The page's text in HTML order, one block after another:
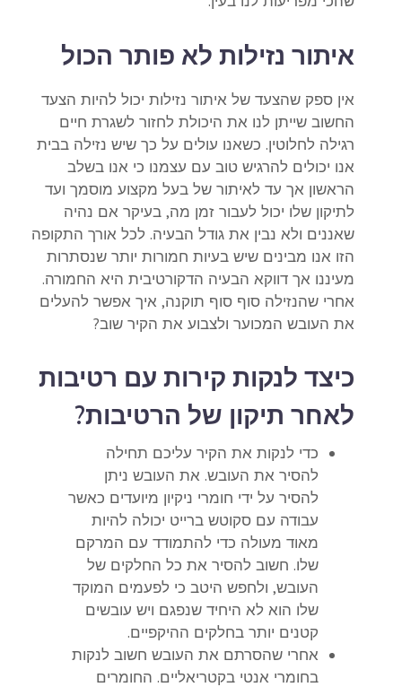
איתור נזילות לא פותר הכול
אין ספק שהצעד של איתור נזילות יכול להיות הצעד
החשוב שייתן לנו את היכולת לחזור לשגרת חיים
רגילה לחלוטין. כשאנו עולים על כך שיש נזילה בבית
אנו יכולים להרגיש טוב עם עצמנו כי אנו בשלב
הראשון אך עד לאיתור של בעל מקצוע מוסמך ועד
לתיקון שלו יכול לעבור זמן מה, בעיקר אם נהיה
שאננים ולא נבין את גודל הבעיה. לכל אורך התקופה
הזו אנו מבינים שיש בעיות חמורות יותר שנסתרות
מעיננו אך דווקא הבעיה הדקורטיבית היא החמורה.
אחרי שהנזילה סוף סוף תוקנה, איך אפשר להעלים
את העובש המכוער ולצבוע את הקיר שוב?
כיצד לנקות קירות עם רטיבות
לאחר תיקון של הרטיבות?
כדי לנקות את הקיר עליכם תחילה
להסיר את העובש. את העובש ניתן
להסיר על ידי חומרי ניקיון מיועדים כאשר
עבודה עם סקוטש ברייט יכולה להיות
מאוד מעולה כדי להתמודד עם המרקם
שלו. חשוב להסיר את כל החלקים של
העובש, ולחפש היטב כי לפעמים המוקד
שלו הוא לא היחיד שנפגם ויש עובשים
קטנים יותר בחלקים ההיקפיים.
אחרי שהסרתם את העובש חשוב לנקות
בחומרי אנטי בקטריאליים. החומרים